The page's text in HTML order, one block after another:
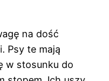
na dość
Psy te mają
w stosunku do